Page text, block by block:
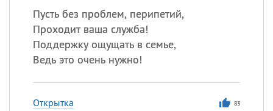
Пусть без проблем, перипетий,
Проходит ваша служба!
Поддержку ощущать в семье,
Ведь это очень нужно!
Открытка 83